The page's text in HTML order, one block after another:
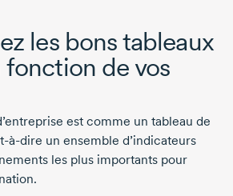
les bons tableaux
de vos
est comme un tableau de
à-dire un ensemble d’indicateurs
les plus importants pour